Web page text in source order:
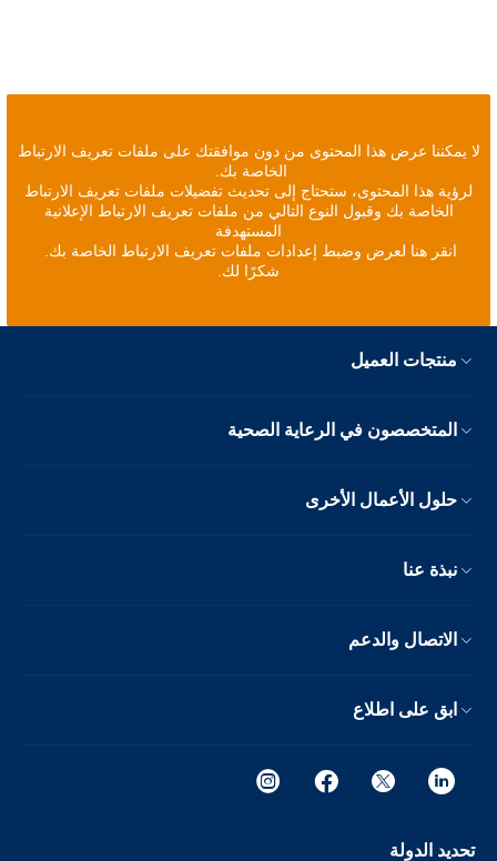
لا يمكننا عرض هذا المحتوى من دون موافقتك على ملفات تعريف الارتباط
الخاصة بك.
لرؤية هذا المحتوى، ستحتاج إلى تحديث تفضيلات ملفات تعريف الارتباط
الخاصة بك وقبول النوع التالي من ملفات تعريف الارتباط الإعلانية
المستهدفة
انقر هنا لعرض وضبط إعدادات ملفات تعريف الارتباط الخاصة بك.
شكرًا لك.
منتجات العميل
المتخصصون في الرعاية الصحية
حلول الأعمال الأخرى
نبذة عنا
الاتصال والدعم
ابق على اطلاع
تحديد الدولة